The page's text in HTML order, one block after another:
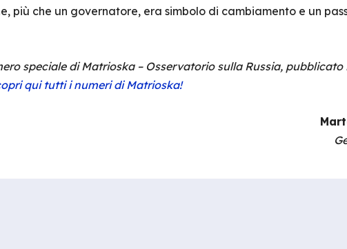
più che un governatore, era simbolo di cambiamento e un
speciale di Matrioska – Osservatorio sulla Russia, pubblicato
qui tutti i numeri di Matrioska!